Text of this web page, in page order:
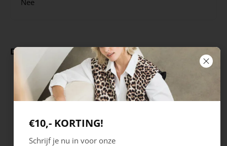
Deze producten ga je leuk vinden
€10,- KORTING!
Schrijf je nu in voor onze